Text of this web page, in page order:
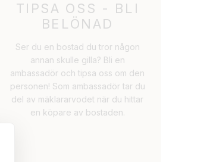
TIPSA OSS - BLI
BELÖNAD
Ser du en bostad du tror någon
annan skulle gilla? Bli en
ambassadör och tipsa oss om den
personen! Som ambassadör tar du
del av mäklararvodet när du hittar
en köpare av bostaden.